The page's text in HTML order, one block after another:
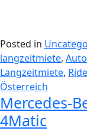
Posted in
langzeitmiete,
Langzeitmiete,
Österreich
Mercedes-
4Matic